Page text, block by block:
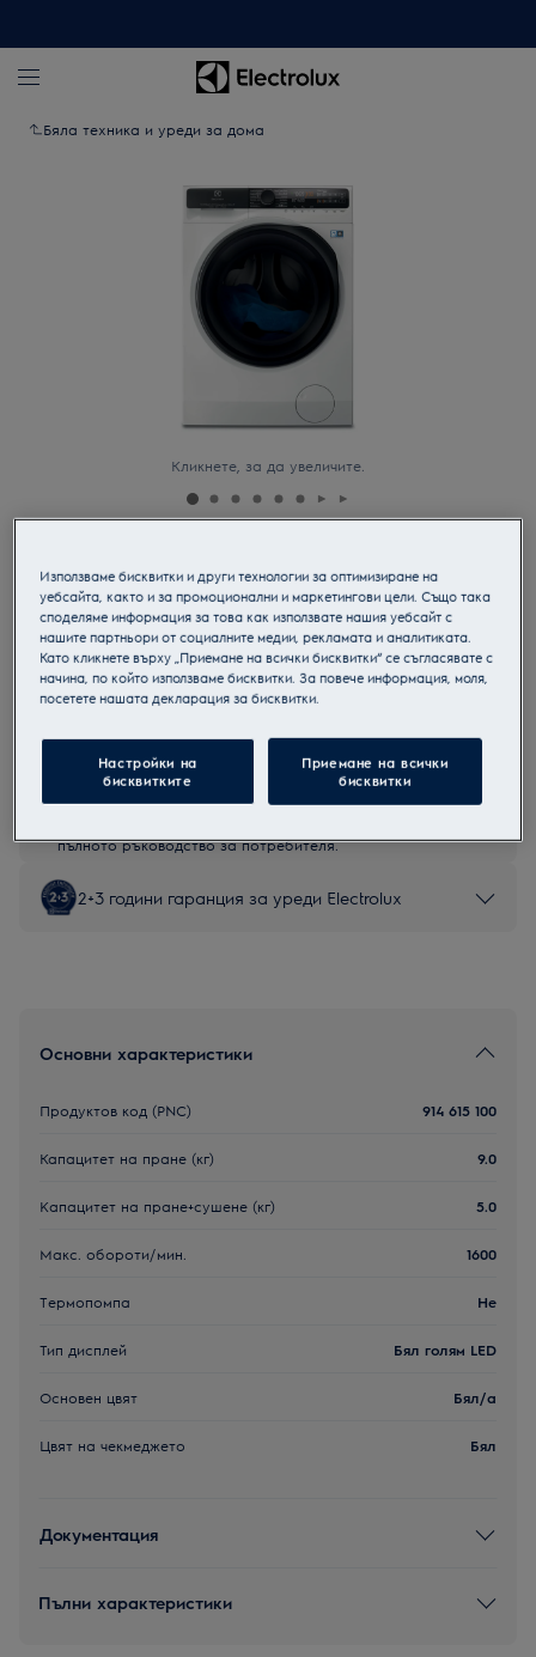
Бяла техника и уреди за дома
Кликнете, за да увеличите.
Пералня със сушилня
Продуктов информационен лист
Инструкциите за безопасност и предупрежденията за
изброени в глава 1 и 2 на ръководството за потребителя.
пълното ръководство за потребителя.
2+3 години гаранция за уреди Electrolux
Основни характеристики
Продуктов код (PNC) 914 615 100
Капацитет на пране (кг) 9.0
Kапацитет на пране+сушене (кг) 5.0
Макс. обороти/мин. 1600
Термопомпа Не
Тип дисплей Бял голям LED
Основен цвят Бял/a
Цвят на чекмеджето Бял
Документация
Пълни характеристики
Използваме бисквитки и други технологии за оптимизиране на
уебсайта, както и за промоционални и маркетингови цели. Също така
споделяме информация за това как използвате нашия уебсайт с
нашите партньори от социалните медии, рекламата и аналитиката.
Като кликнете върху „Приемане на всички бисквитки“ се съгласявате с
начина, по който използваме бисквитки. За повече информация, моля,
посетете нашата декларация за бисквитки.
Настройки на
бисквитките
Приемане на всички
бисквитки